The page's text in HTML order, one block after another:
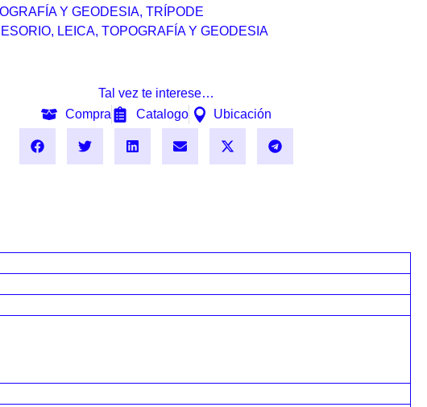
Y GEODESIA, TRÍPODE
, LEICA, TOPOGRAFÍA Y GEODESIA
Tal vez te interese…
Compra
Catalogo Ubicación